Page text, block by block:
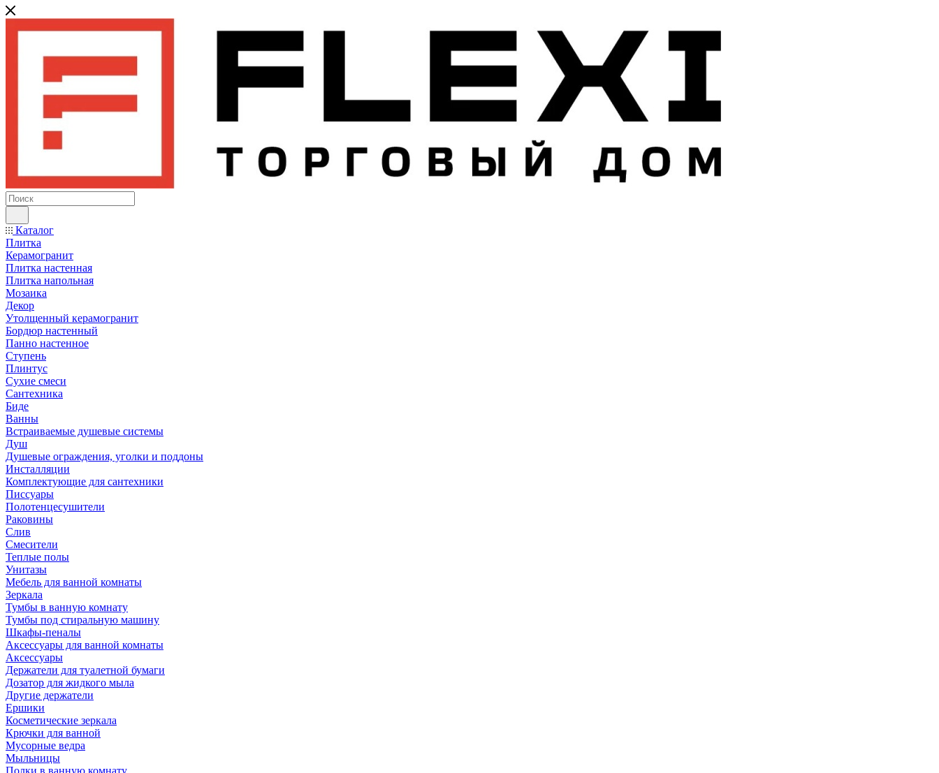
Каталог
Плитка
Керамогранит
Плитка настенная
Плитка напольная
Мозаика
Декор
Утолщенный керамогранит
Бордюр настенный
Панно настенное
Ступень
Плинтус
Сухие смеси
Сантехника
Биде
Ванны
Встраиваемые душевые системы
Душ
Душевые ограждения, уголки и поддоны
Инсталляции
Комплектующие для сантехники
Писсуары
Полотенцесушители
Раковины
Слив
Смесители
Теплые полы
Унитазы
Мебель для ванной комнаты
Зеркала
Тумбы в ванную комнату
Тумбы под стиральную машину
Шкафы-пеналы
Аксессуары для ванной комнаты
Аксессуары
Держатели для туалетной бумаги
Дозатор для жидкого мыла
Другие держатели
Ершики
Косметические зеркала
Крючки для ванной
Мусорные ведра
Мыльницы
Полки в ванную комнату